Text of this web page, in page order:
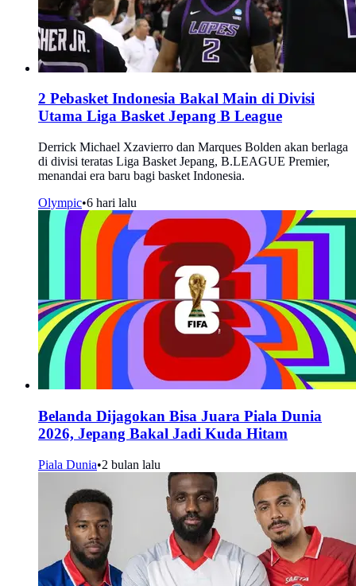
2 Pebasket Indonesia Bakal Main di Divisi
Utama Liga Basket Jepang B League
Derrick Michael Xzavierro dan Marques Bolden akan berlaga
di divisi teratas Liga Basket Jepang, B.LEAGUE Premier,
menandai era baru bagi basket Indonesia.
Olympic•6 hari lalu
Belanda Dijagokan Bisa Juara Piala Dunia
2026, Jepang Bakal Jadi Kuda Hitam
Piala Dunia•2 bulan lalu